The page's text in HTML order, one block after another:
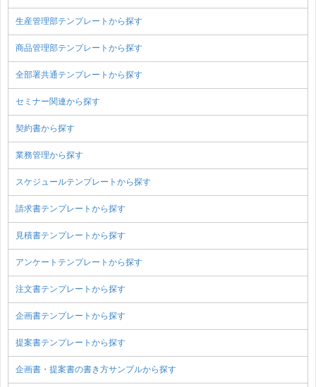
生産管理部テンプレートから探す
商品管理部テンプレートから探す
全部署共通テンプレートから探す
セミナー関連から探す
契約書から探す
業務管理から探す
スケジュールテンプレートから探す
請求書テンプレートから探す
見積書テンプレートから探す
アンケートテンプレートから探す
注文書テンプレートから探す
企画書テンプレートから探す
提案書テンプレートから探す
企画書・提案書の書き方サンプルから探す